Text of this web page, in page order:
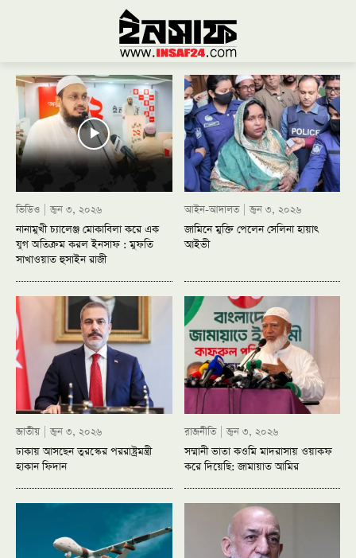
ভিডিও জুন ৩, ২০২৬
নানামুখী চ্যালেঞ্জ মোকাবিলা করে এক
যুগ অতিক্রম করল ইনসাফ : মুফতি
সাখাওয়াত হুসাইন রাজী
আইন-আদালত জুন ৩, ২০২৬
জামিনে মুক্তি পেলেন সেলিনা হায়াৎ
আইভী
জাতীয় জুন ৩, ২০২৬
ঢাকায় আসছেন তুরস্কের পররাষ্ট্রমন্ত্রী
হাকান ফিদান
রাজনীতি জুন ৩, ২০২৬
সম্মানী ভাতা কওমি মাদরাসায় ওয়াকফ
করে দিয়েছি: জামায়াত আমির